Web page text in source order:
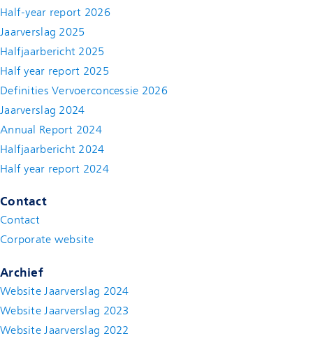
Half-year report 2026
Jaarverslag 2025
Halfjaarbericht 2025
Half year report 2025
Definities Vervoerconcessie 2026
Jaarverslag 2024
Annual Report 2024
Halfjaarbericht 2024
Half year report 2024(new window)
Contact
Contact
Corporate website
Archief
Website Jaarverslag 2024
Website Jaarverslag 2023
Website Jaarverslag 2022